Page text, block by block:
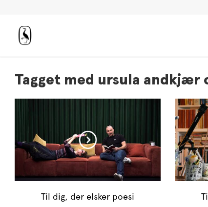
Tagget med ursula andkjær
Til dig, der elsker poesi